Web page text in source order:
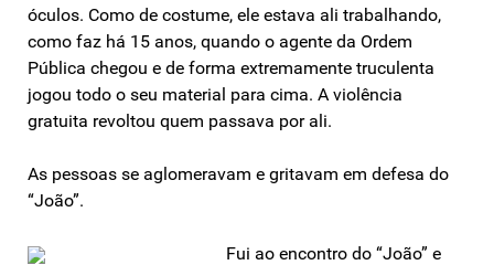
óculos. Como de costume, ele estava ali trabalhando,
como faz há 15 anos, quando o agente da Ordem
Pública chegou e de forma extremamente truculenta
jogou todo o seu material para cima. A violência
gratuita revoltou quem passava por ali.
As pessoas se aglomeravam e gritavam em defesa do
“João”.
Fui ao encontro do “João” e